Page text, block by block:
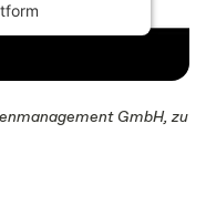
GmbH, zu